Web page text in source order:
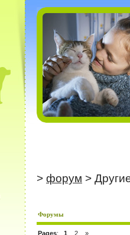
> форум >
Форумы
Pages: 1 2 »